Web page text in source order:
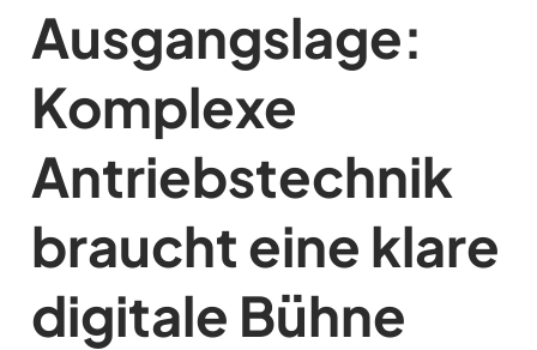
Ausgangslage:
Komplexe
Antriebstechnik
braucht eine klare
digitale Bühne